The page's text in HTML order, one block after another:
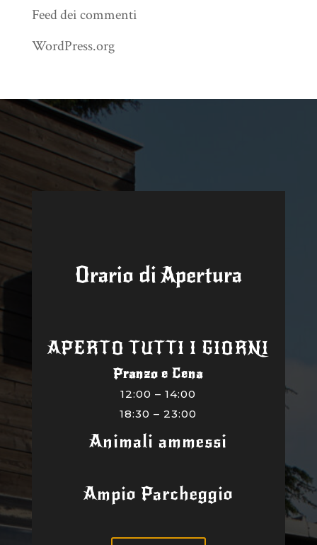
Feed dei commenti
WordPress.org
Orario di Apertura
APERTO TUTTI I GIORNI
Pranzo e Cena
12:00 – 14:00
18:30 – 23:00
Animali ammessi
Ampio Parcheggio